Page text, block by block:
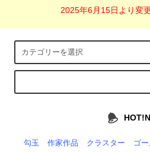
2025年6月15日より変
勾玉 作家作品 クラスター ゴ